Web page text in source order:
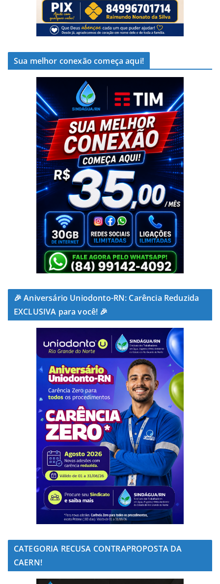
Sua melhor conexão começa aqui!
🎉 Aniversário Uniodonto-RN: Carência Reduzida
EXCLUSIVA para você! 🎉
CATEGORIA RECUSA CONTRAPROPOSTA DA
CAERN!